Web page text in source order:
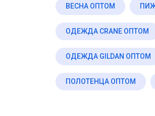
ВЕСНА ОПТОМ
ОДЕЖДА CRANE ОПТОМ
ОДЕЖДА GILDAN ОПТОМ
ПОЛОТЕНЦА ОПТОМ